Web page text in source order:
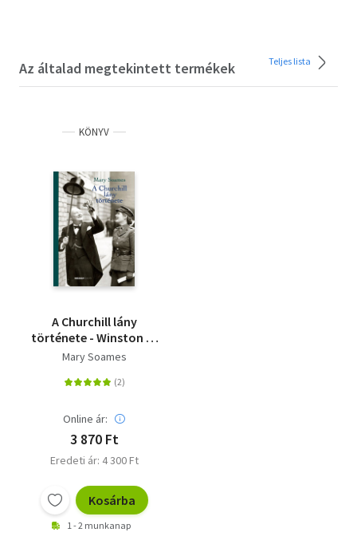
Az általad megtekintett termékek Teljes lista
KÖNYV
A Churchill lány
története - Winston és
Clementine Churchill
gyermekének emlékei
Mary Soames
Online ár:
3 870 Ft
Eredeti ár: 4 300 Ft
Kosárba
1 - 2 munkanap